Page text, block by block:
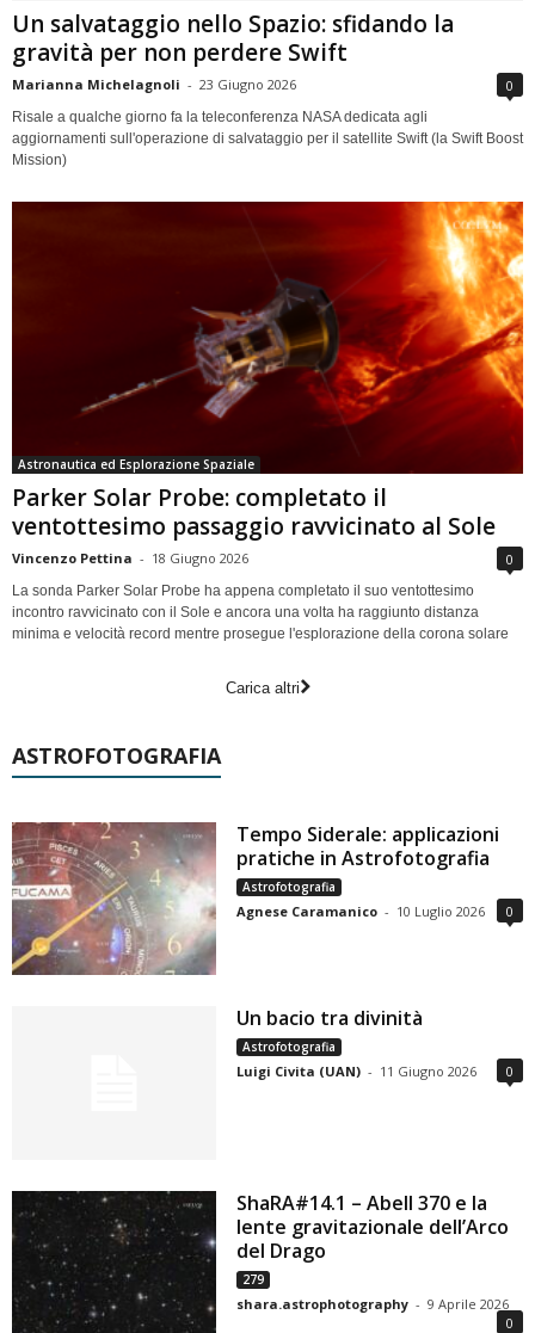
Un salvataggio nello Spazio: sfidando la
gravità per non perdere Swift
Marianna Michelagnoli - 23 Giugno 2026 0
Risale a qualche giorno fa la teleconferenza NASA dedicata agli
aggiornamenti sull'operazione di salvataggio per il satellite Swift (la Swift Boost
Mission)
Astronautica ed Esplorazione Spaziale
Parker Solar Probe: completato il
ventottesimo passaggio ravvicinato al Sole
Vincenzo Pettina - 18 Giugno 2026 0
La sonda Parker Solar Probe ha appena completato il suo ventottesimo
incontro ravvicinato con il Sole e ancora una volta ha raggiunto distanza
minima e velocità record mentre prosegue l'esplorazione della corona solare
Carica altri
ASTROFOTOGRAFIA
Tempo Siderale: applicazioni
pratiche in Astrofotografia
Astrofotografia
Agnese Caramanico - 10 Luglio 2026 0
Un bacio tra divinità
Astrofotografia
Luigi Civita (UAN) - 11 Giugno 2026 0
ShaRA#14.1 – Abell 370 e la
lente gravitazionale dell’Arco
del Drago
279
shara.astrophotography - 9 Aprile 2026
0